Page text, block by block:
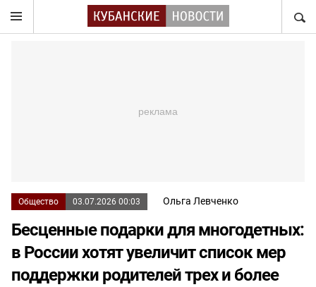
Общество 03.07.2026 00:03 Ольга Левченко
Бесценные подарки для многодетных:
в России хотят увеличит список мер
поддержки родителей трех и более